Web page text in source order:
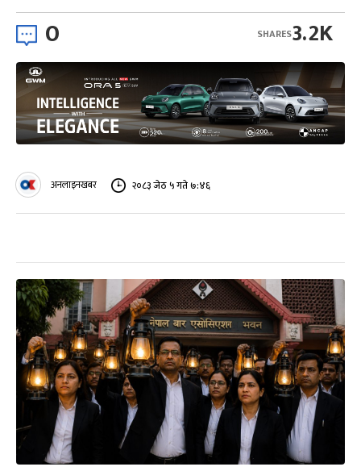
0 3.2K
SHARES
अनलाइनखबर २०८३ जेठ ५ गते ७:४६